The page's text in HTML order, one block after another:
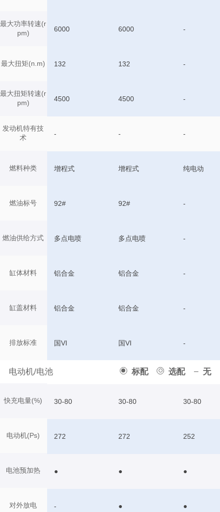
最大功率转速(r
pm)
最大扭矩(n.m)
最大扭矩转速(r
pm)
发动机特有技
术
燃料种类
燃油标号
燃油供给方式
缸体材料
缸盖材料
排放标准
电动机/电池 标配 选配 无
快充电量(%)
电动机(Ps)
电池预加热
对外放电
6000 6000 -
132 132 -
4500 4500 -
- - -
增程式 增程式 纯电动
92# 92# -
多点电喷 多点电喷 -
铝合金 铝合金 -
铝合金 铝合金 -
国VI 国VI -
30-80 30-80 30-80
272 272 252
● ● ●
- ● ●